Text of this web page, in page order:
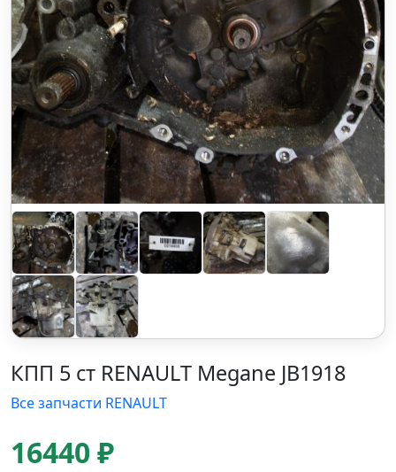
КПП 5 ст RENAULT Megane JB1918
Все запчасти RENAULT
16440 ₽